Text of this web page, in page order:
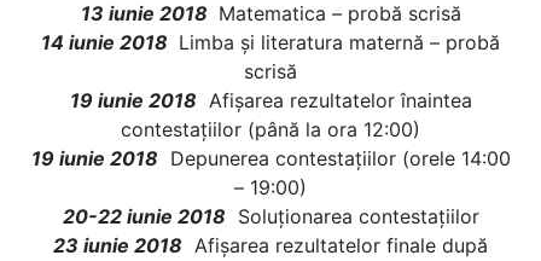
13 iunie 2018 Matematica – probă scrisă
14 iunie 2018 Limba şi literatura maternă – probă
scrisă
19 iunie 2018 Afişarea rezultatelor înaintea
contestațiilor (până la ora 12:00)
19 iunie 2018 Depunerea contestaţiilor (orele 14:00
– 19:00)
20-22 iunie 2018 Soluţionarea contestaţiilor
23 iunie 2018 Afişarea rezultatelor finale după